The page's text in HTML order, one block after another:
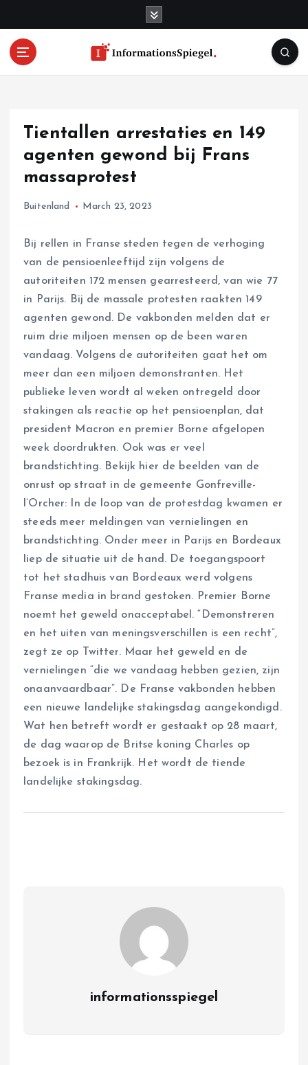
Tientallen arrestaties en 149
agenten gewond bij Frans
massaprotest
Buitenland March 23, 2023
Bij rellen in Franse steden tegen de verhoging
van de pensioenleeftijd zijn volgens de
autoriteiten 172 mensen gearresteerd, van wie 77
in Parijs. Bij de massale protesten raakten 149
agenten gewond. De vakbonden melden dat er
ruim drie miljoen mensen op de been waren
vandaag. Volgens de autoriteiten gaat het om
meer dan een miljoen demonstranten. Het
publieke leven wordt al weken ontregeld door
stakingen als reactie op het pensioenplan, dat
president Macron en premier Borne afgelopen
week doordrukten. Ook was er veel
brandstichting. Bekijk hier de beelden van de
onrust op straat in de gemeente Gonfreville-
l’Orcher: In de loop van de protestdag kwamen er
steeds meer meldingen van vernielingen en
brandstichting. Onder meer in Parijs en Bordeaux
liep de situatie uit de hand. De toegangspoort
tot het stadhuis van Bordeaux werd volgens
Franse media in brand gestoken. Premier Borne
noemt het geweld onacceptabel. “Demonstreren
en het uiten van meningsverschillen is een recht”,
zegt ze op Twitter. Maar het geweld en de
vernielingen “die we vandaag hebben gezien, zijn
onaanvaardbaar”. De Franse vakbonden hebben
een nieuwe landelijke stakingsdag aangekondigd.
Wat hen betreft wordt er gestaakt op 28 maart,
de dag waarop de Britse koning Charles op
bezoek is in Frankrijk. Het wordt de tiende
landelijke stakingsdag.
informationsspiegel